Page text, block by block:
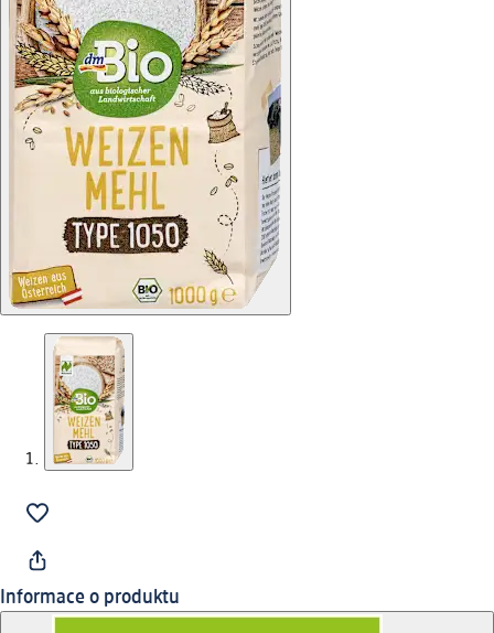
Informace o produktu